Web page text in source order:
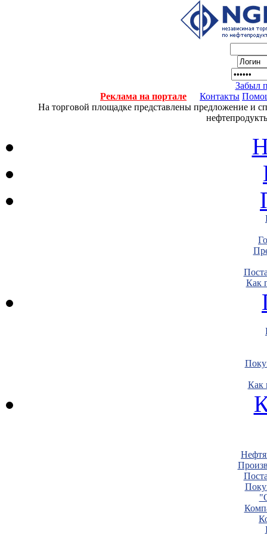
Забыл
Реклама на портале
Контакты
На торговой площадке представлены предложение и
Как
Как